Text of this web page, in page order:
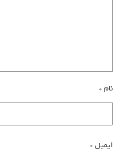
نام*
ایمیل*